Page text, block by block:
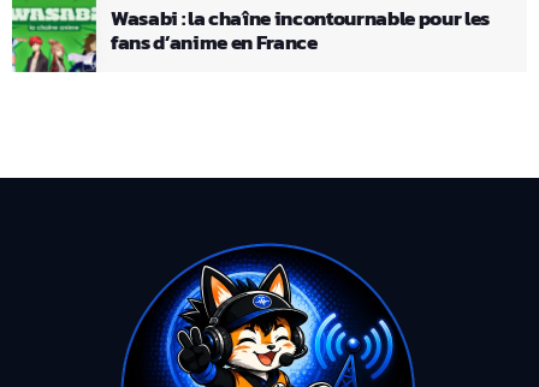
Wasabi : la chaîne incontournable pour les
fans d’anime en France